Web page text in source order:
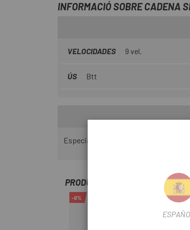
INFORMACIÓ SOBRE CADENA
VELOCIDADES 9 vel.
ÚS Btt
Especialment fabricada per a les
PRODUCTOS SIMILARES
-9%